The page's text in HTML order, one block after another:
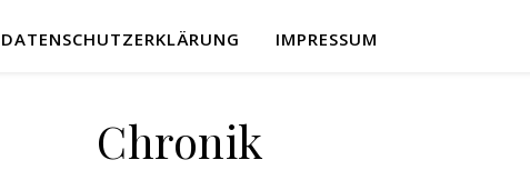
DATENSCHUTZERKLÄRUNG IMPRESSUM
Chronik